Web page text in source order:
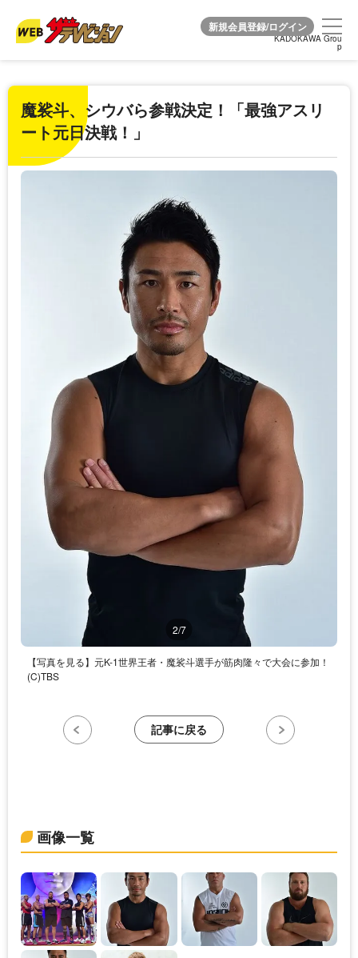
KADOKAWA Grou
p
KADOKAWA Grou
p
魔裟斗、シウバら参戦決定！「最強アスリ
ート元日決戦！」
2/7
【写真を見る】元K-1世界王者・魔裟斗選手が筋肉隆々で大会に参加！
(C)TBS
記事に戻る
画像一覧